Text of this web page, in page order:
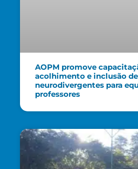
AOPM promove
acolhimento e inclusão
neurodivergentes para
professores